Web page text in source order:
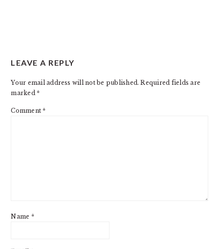
INTERACTIONS
LEAVE A REPLY
Your email address will not be published. Required fields are
marked*
Comment*
Name *